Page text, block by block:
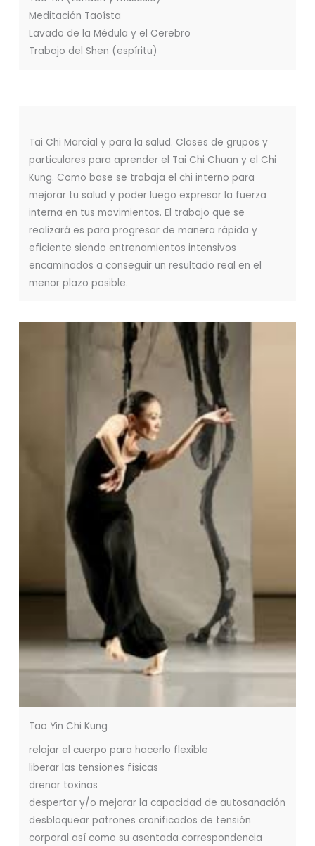
Meditación Taoísta
Lavado de la Médula y el Cerebro
Trabajo del Shen (espíritu)
Tai Chi Marcial y para la salud. Clases de grupos y
particulares para aprender el Tai Chi Chuan y el Chi
Kung. Como base se trabaja el chi interno para
mejorar tu salud y poder luego expresar la fuerza
interna en tus movimientos. El trabajo que se
realizará es para progresar de manera rápida y
eficiente siendo entrenamientos intensivos
encaminados a conseguir un resultado real en el
menor plazo posible.
Tao Yin Chi Kung
relajar el cuerpo para hacerlo flexible
liberar las tensiones físicas
drenar toxinas
despertar y/o mejorar la capacidad de autosanación
desbloquear patrones cronificados de tensión
corporal así como su asentada correspondencia